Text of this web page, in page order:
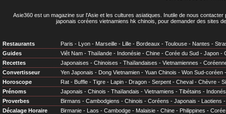
Asie360 est un magazine sur l'Asie et les cultures asiatiques . Inutile de nous
japonais coréens vietnamiens hk chinois, pour demander des sites
Restaurants Paris - Lyon - Marseille - Lille - Bordeaux - Toulouse - Nantes -
Guides
Viêt Nam - Thaïlande - Indonésie - Chine - Corée du Sud - Japon -
Recettes
Japonaises - Chinoises - Thaïlandaises - Vietnamiennes -
Convertisseur
Yen Japonais - Dong Vietnamien - Yuan Chinois - Won Sud-coréen
Horoscope
Rat - Buffle - Tigre - Lapin - Dragon - Serpent - Cheval - Chèvre -
Prénoms
Japonais - Chinois - Thaïlandais - Vietnamiens - Tibétains -
Proverbes
Birmans - Cambodgiens - Chinois - Coréens - Japonais - Laotiens
Décalage Horaire
Birmanie - Laos - Cambodge - Malaisie - Chine - Philippines - Corée